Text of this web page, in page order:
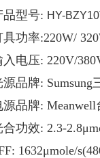
品型号: HY-
具功率:220W/
入电压: 220V/
源品牌: Sumsung
源品牌:
合功效: 2.3-
1632μmole/